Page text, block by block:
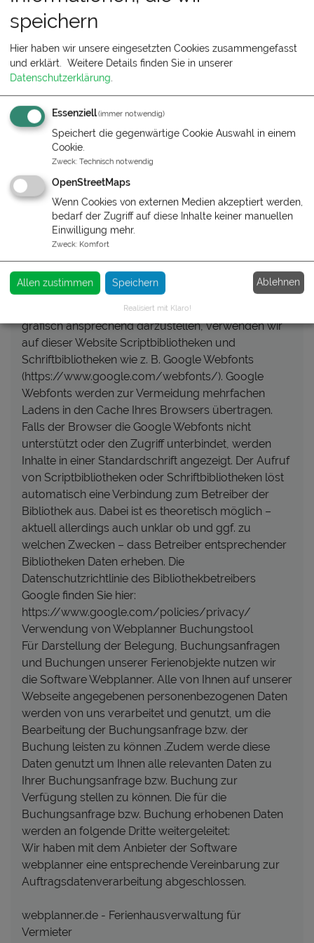
der Technik entsprechende
Verschlüsselungsverfahren (z. B. SSL) über HTTPS.
Treten Sie bzgl. Fragen jeglicher Art per E-Mail oder
Kontaktformular mit uns in Kontakt, erteilen Sie uns
Einwilligung. Hierfür ist die Angabe einer validen E-
Mail-Adresse erforderlich. Diese dient der
Zuordnung der Anfrage und der anschließenden
Beantwortung derselben. Die Angabe weiterer
Daten ist optional. Die von Ihnen gemachten
Angaben werden zum Zwecke der Bearbeitung der
Anfrage sowie für mögliche Anschlussfragen
gespeichert. Nach Erledigung der von Ihnen
gestellten Anfrage werden personenbezogene
Daten automatisch gelöscht.
Verwendung von Scriptbibliotheken (Google
Webfonts)
Um unsere Inhalte browserübergreifend korrekt und
grafisch ansprechend darzustellen, verwenden wir
auf dieser Website Scriptbibliotheken und
Schriftbibliotheken wie z. B. Google Webfonts
(https://www.google.com/webfonts/). Google
Webfonts werden zur Vermeidung mehrfachen
Ladens in den Cache Ihres Browsers übertragen.
Falls der Browser die Google Webfonts nicht
unterstützt oder den Zugriff unterbindet, werden
Inhalte in einer Standardschrift angezeigt. Der Aufruf
von Scriptbibliotheken oder Schriftbibliotheken löst
automatisch eine Verbindung zum Betreiber der
Bibliothek aus. Dabei ist es theoretisch möglich –
aktuell allerdings auch unklar ob und ggf. zu
welchen Zwecken – dass Betreiber entsprechender
Bibliotheken Daten erheben. Die
Datenschutzrichtlinie des Bibliothekbetreibers
Google finden Sie hier:
https://www.google.com/policies/privacy/
Verwendung von Webplanner Buchungstool
Für Darstellung der Belegung, Buchungsanfragen
und Buchungen unserer Ferienobjekte nutzen wir
die Software Webplanner. Alle von Ihnen auf unserer
Webseite angegebenen personenbezogenen Daten
werden von uns verarbeitet und genutzt, um die
Bearbeitung der Buchungsanfrage bzw. der
Buchung leisten zu können .Zudem werde diese
Daten genutzt um Ihnen alle relevanten Daten zu
Ihrer Buchungsanfrage bzw. Buchung zur
Verfügung stellen zu können. Die für die
Buchungsanfrage bzw. Buchung erhobenen Daten
werden an folgende Dritte weitergeleitet:
Wir haben mit dem Anbieter der Software
webplanner eine entsprechende Vereinbarung zur
Auftragsdatenverarbeitung abgeschlossen.
webplanner.de - Ferienhausverwaltung für
Vermieter
speichern
Hier haben wir unsere eingesetzten Cookies zusammengefasst
und erklärt. Weitere Details finden Sie in unserer
Datenschutzerklärung.
Essenziell(immer notwendig)
Speichert die gegenwärtige Cookie Auswahl in einem
Cookie.
Zweck: Technisch notwendig
OpenStreetMaps
Wenn Cookies von externen Medien akzeptiert werden,
bedarf der Zugriff auf diese Inhalte keiner manuellen
Einwilligung mehr.
Zweck: Komfort
Allen zustimmen Speichern Ablehnen
Realisiert mit Klaro!